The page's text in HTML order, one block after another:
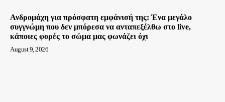
Ανδρομάχη για πρόσφατη εμφάνισή της: Ένα μεγάλο
συγγνώμη που δεν μπόρεσα να ανταπεξέλθω στο live,
κάποιες φορές το σώμα μας φωνάζει όχι
August 9, 2026